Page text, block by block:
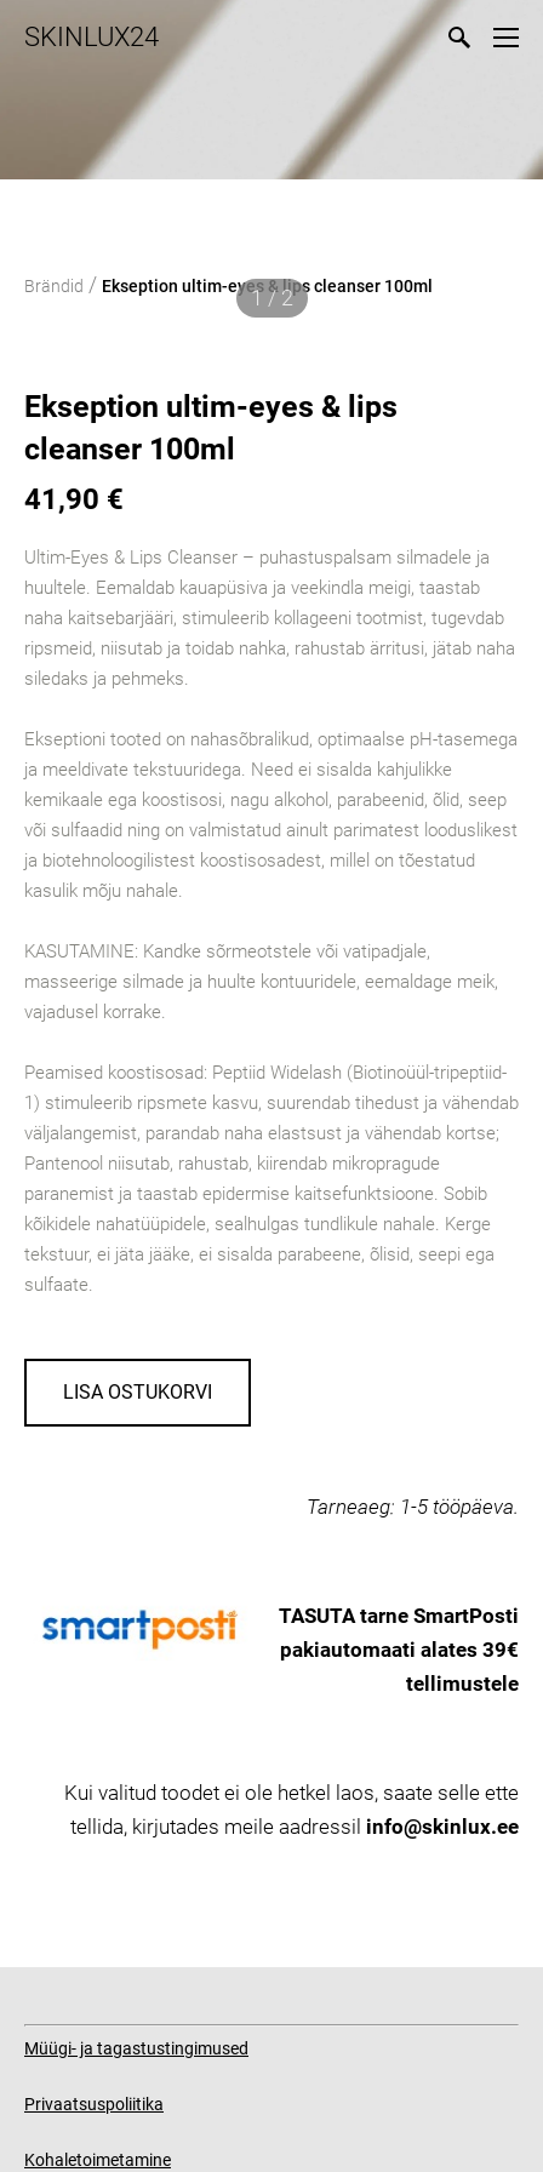
SKINLUX24
Brändid / Ekseption ultim-eyes & lips cleanser 100ml
1 / 2
Ekseption ultim-eyes & lips
cleanser 100ml
41,90 €
Ultim-Eyes & Lips Cleanser – puhastuspalsam silmadele ja
huultele. Eemaldab kauapüsiva ja veekindla meigi, taastab
naha kaitsebarjääri, stimuleerib kollageeni tootmist, tugevdab
ripsmeid, niisutab ja toidab nahka, rahustab ärritusi, jätab naha
siledaks ja pehmeks.
Ekseptioni tooted on nahasõbralikud, optimaalse pH-tasemega
ja meeldivate tekstuuridega. Need ei sisalda kahjulikke
kemikaale ega koostisosi, nagu alkohol, parabeenid, õlid, seep
või sulfaadid ning on valmistatud ainult parimatest looduslikest
ja biotehnoloogilistest koostisosadest, millel on tõestatud
kasulik mõju nahale.
KASUTAMINE: Kandke sõrmeotstele või vatipadjale,
masseerige silmade ja huulte kontuuridele, eemaldage meik,
vajadusel korrake.
Peamised koostisosad: Peptiid Widelash (Biotinoüül-tripeptiid-
1) stimuleerib ripsmete kasvu, suurendab tihedust ja vähendab
väljalangemist, parandab naha elastsust ja vähendab kortse;
Pantenool niisutab, rahustab, kiirendab mikropragude
paranemist ja taastab epidermise kaitsefunktsioone. Sobib
kõikidele nahatüüpidele, sealhulgas tundlikule nahale. Kerge
tekstuur, ei jäta jääke, ei sisalda parabeene, õlisid, seepi ega
sulfaate.
LISA OSTUKORVI
Tarneaeg: 1-5 tööpäeva.
TASUTA tarne SmartPosti
pakiautomaati alates 39€
tellimustele
Kui valitud toodet ei ole hetkel laos, saate selle ette
tellida, kirjutades meile aadressil info@skinlux.ee
Müügi- ja tagastustingimused
Privaatsuspoliitika
Kohaletoimetamine